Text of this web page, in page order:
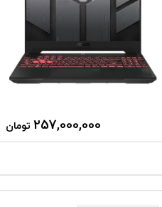
257,000,000 تومان